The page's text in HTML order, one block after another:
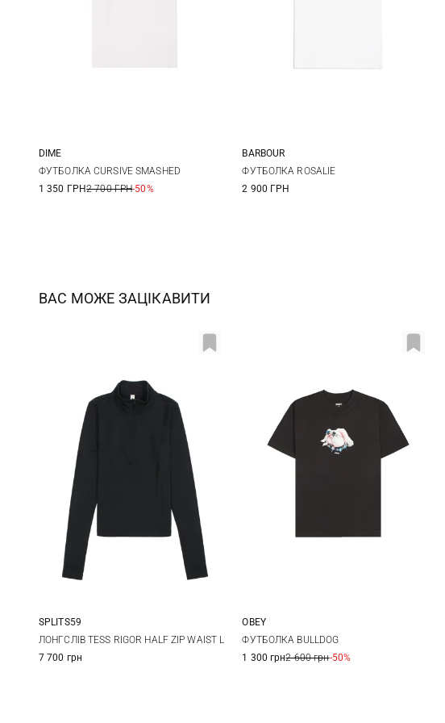
XXS XS S
DIME
ФУТБОЛКА CURSIVE SMASHED
1 350 ГРН2 700 ГРН-50%
8 10
BARBOUR
ФУТБОЛКА ROSALIE
2 900 ГРН
ВАС МОЖЕ ЗАЦІКАВИТИ
XS S M L
SPLITS59
ЛОНГСЛІВ TESS RIGOR HALF ZIP WAIST L
7 700 грн
XS S
OBEY
ФУТБОЛКА BULLDOG
1 300 грн2 600 грн-50%